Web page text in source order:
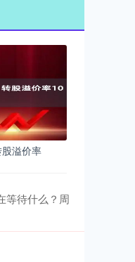
溢价率
等待什么？周